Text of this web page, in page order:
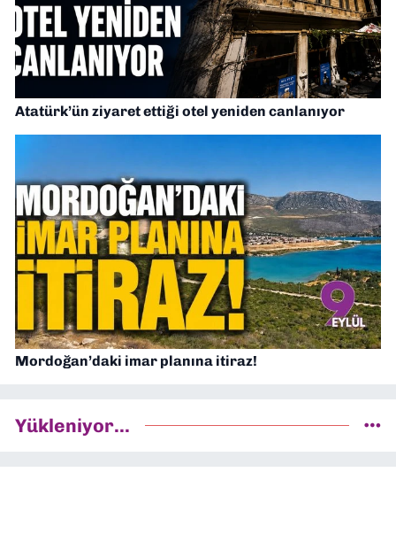
Atatürk’ün ziyaret ettiği otel yeniden canlanıyor
Mordoğan’daki imar planına itiraz!
Yükleniyor...